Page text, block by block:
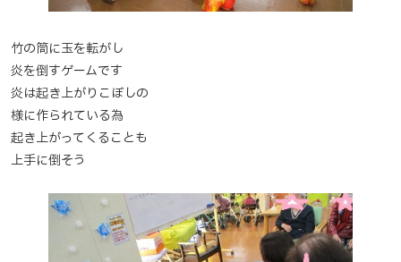
竹の筒に玉を転がし
炎を倒すゲームです
炎は起き上がりこぼしの
様に作られている為
起き上がってくることも
上手に倒そう